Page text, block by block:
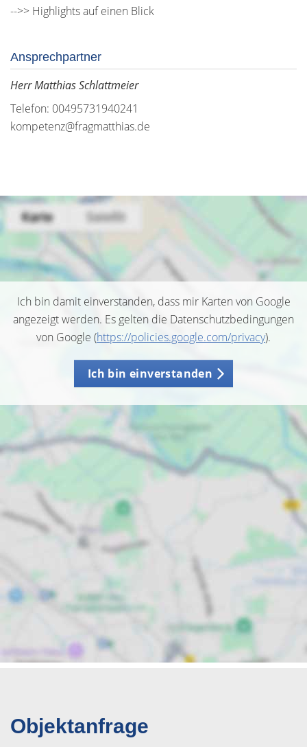
-->> Highlights auf einen Blick
Ansprechpartner
Herr Matthias Schlattmeier
Telefon: 00495731940241
kompetenz@fragmatthias.de
Ich bin damit einverstanden, dass mir Karten von Google
angezeigt werden. Es gelten die Datenschutzbedingungen
von Google (https://policies.google.com/privacy).
Ich bin einverstanden
Objektanfrage